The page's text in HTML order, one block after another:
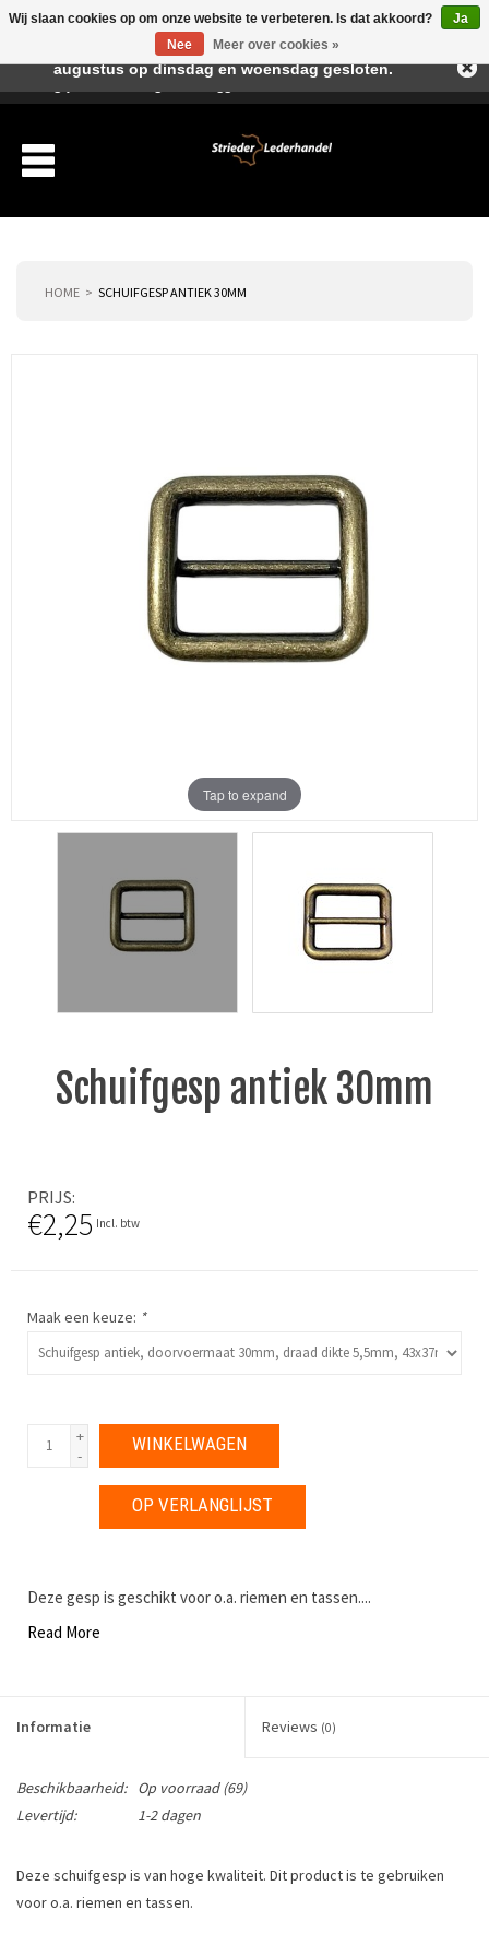
HOME SCHUIFGESP ANTIEK 30MM
Tap to expand
Schuifgesp antiek 30mm
PRIJS
€2,25 Incl. btw
Maak een keuze: *
+
-
WINKELWAGEN
OP VERLANGLIJST
Deze gesp is geschikt voor o.a. riemen en tassen....
Read More
Informatie Reviews (0)
Beschikbaarheid: Op voorraad(69)
Levertijd:
1-2 dagen
Deze schuifgesp is van hoge kwaliteit. Dit product is te gebruiken
voor o.a. riemen en tassen.
Wij slaan cookies op om onze website te verbeteren. Is dat akkoord?
Ja
Nee
Meer over cookies »
Beste klant, I.v.m. de vakantieperiode zijn wij in juli en
augustus op dinsdag en woensdag gesloten.